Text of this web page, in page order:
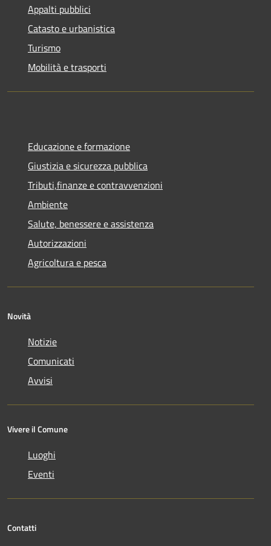
Appalti pubblici
Catasto e urbanistica
Turismo
Mobilità e trasporti
Educazione e formazione
Giustizia e sicurezza pubblica
Tributi,finanze e contravvenzioni
Ambiente
Salute, benessere e assistenza
Autorizzazioni
Agricoltura e pesca
Novità
Notizie
Comunicati
Avvisi
Vivere il Comune
Luoghi
Eventi
Contatti